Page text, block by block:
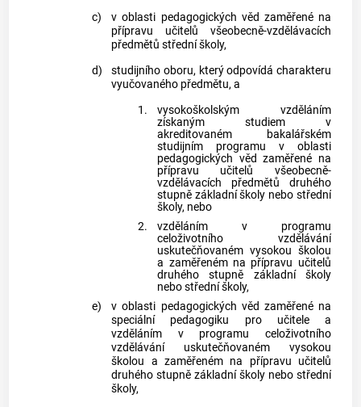
c)
v oblasti pedagogických věd zaměřené na
přípravu učitelů všeobecně-vzdělávacích
předmětů střední školy,
d)
studijního oboru, který odpovídá charakteru
vyučovaného předmětu, a
1.
vysokoškolským vzděláním
získaným studiem v
akreditovaném bakalářském
studijním programu v oblasti
pedagogických věd zaměřené na
přípravu učitelů všeobecně-
vzdělávacích předmětů druhého
stupně základní školy nebo střední
školy, nebo
2.
vzděláním v programu
celoživotního vzdělávání
uskutečňovaném vysokou školou
a zaměřeném na přípravu učitelů
druhého stupně základní školy
nebo střední školy,
e)
v oblasti pedagogických věd zaměřené na
speciální pedagogiku pro učitele a
vzděláním v programu celoživotního
vzdělávání uskutečňovaném vysokou
školou a zaměřeném na přípravu učitelů
druhého stupně základní školy nebo střední
školy,